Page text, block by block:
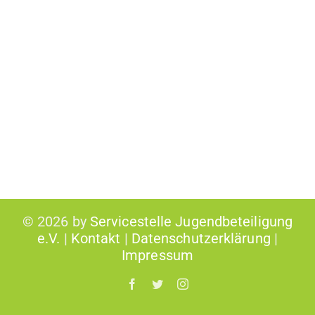
© 2026 by Servicestelle Jugendbeteiligung
e.V. | Kontakt | Datenschutzerklärung |
Impressum
Facebook
TwitterInstagram